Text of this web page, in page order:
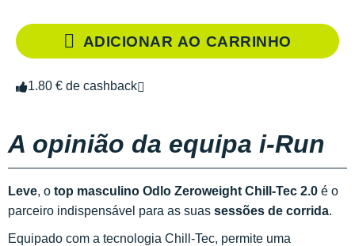
ADICIONAR AO CARRINHO
1.80 € de cashback
A opinião da equipa i-Run
Leve, o top masculino Odlo Zeroweight Chill-Tec 2.0 é o
parceiro indispensável para as suas sessões de corrida.
Equipado com a tecnologia Chill-Tec, permite uma